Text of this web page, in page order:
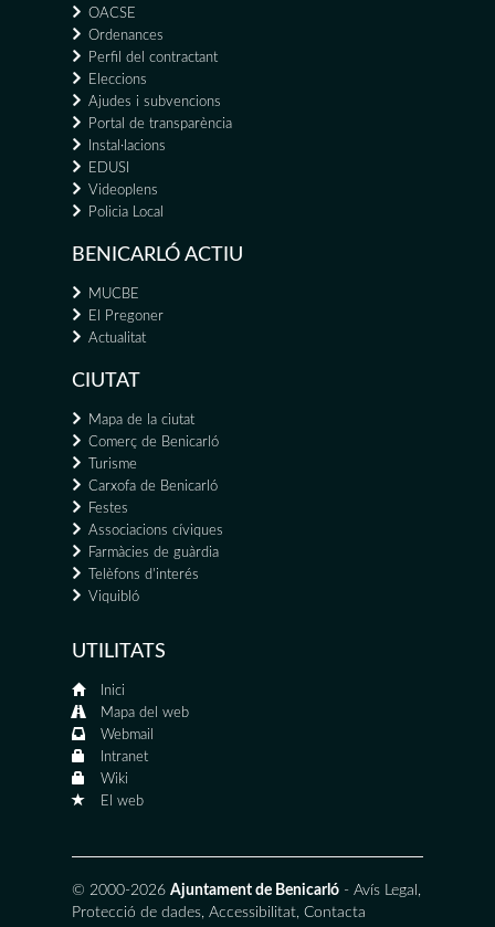
OACSE
Ordenances
Perfil del contractant
Eleccions
Ajudes i subvencions
Portal de transparència
Instal·lacions
EDUSI
Videoplens
Policia Local
BENICARLÓ ACTIU
MUCBE
El Pregoner
Actualitat
CIUTAT
Mapa de la ciutat
Comerç de Benicarló
Turisme
Carxofa de Benicarló
Festes
Associacions cíviques
Farmàcies de guàrdia
Telèfons d'interés
Viquibló
UTILITATS
Inici
Mapa del web
Webmail
Intranet
Wiki
El web
© 2000-2026 Ajuntament de Benicarló - Avís Legal ,
Protecció de dades, Accessibilitat, Contacta